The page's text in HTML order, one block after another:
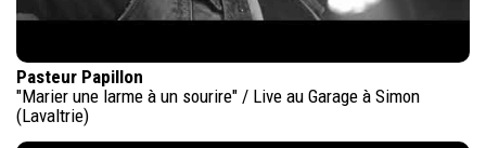
Pasteur Papillon
"Marier une larme à un sourire" / Live au Garage à Simon
(Lavaltrie)